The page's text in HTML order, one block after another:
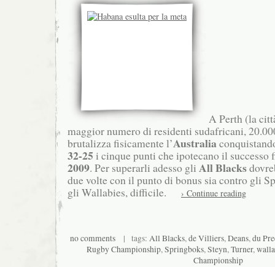
A Perth (la
maggior numero di residenti sudafricani,
brutalizza fisicamente l’Australia
32-25 i cinque punti che ipotecano il successo
2009. Per superarli adesso gli All Blacks
due volte con il punto di bonus sia contro gli
gli Wallabies, difficile.
› Continue reading
no comments | tags: All Blacks,de Villiers,Deans,du
Rugby Championship,Springboks,Steyn,Turner,
Championship